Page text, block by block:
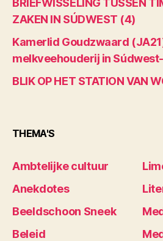
ZAKEN IN SÚDWEST (4)
Kamerlid Goudzwaard
melkveehouderij in
BLIK OP HET STATION VAN
THEMA'S
Ambtelijke cultuur
Anekdotes
Beeldschoon Sneek
Beleid